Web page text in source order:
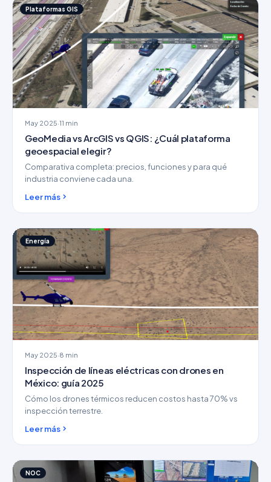
Plataformas GIS
May 2025·11 min
GeoMedia vs ArcGIS vs QGIS: ¿Cuál plataforma
geoespacial elegir?
Comparativa completa: precios, funciones y para qué
industria conviene cada una.
Leer más
Energía
May 2025·8 min
Inspección de líneas eléctricas con drones en
México: guía 2025
Cómo los drones térmicos reducen costos hasta 70% vs
inspección terrestre.
Leer más
NOC